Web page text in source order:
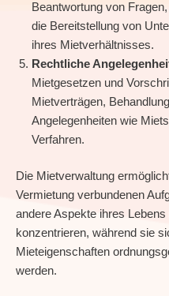
Beantwortung von
die Bereitstellung von
ihres Mietverhältnisses.
Rechtliche
Mietgesetzen und
Mietverträgen,
Angelegenheiten wie
Verfahren.
Die Mietverwaltung
Vermietung verbundenen
andere Aspekte ihres
konzentrieren, während sie
Mieteigenschaften
werden.